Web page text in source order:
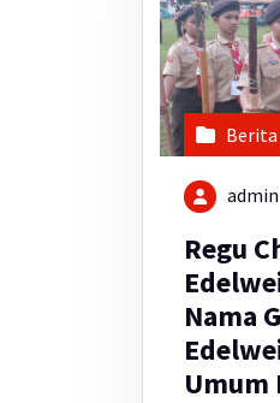
Berita
admin
Regu
Nama
Umum